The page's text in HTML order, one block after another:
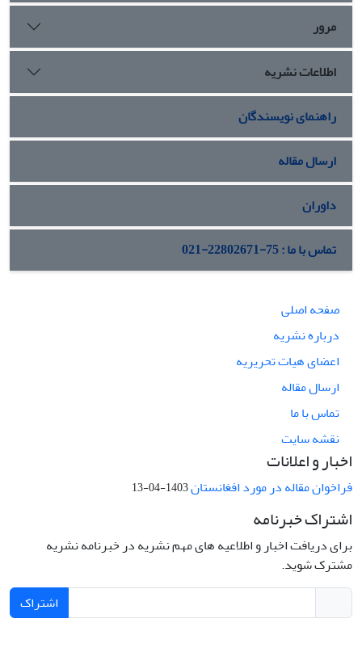
مرور
اطلاعات نشریه
راهنمای نویسندگان
ارسال مقاله
داوران
تماس با ما : 75-22802671-021
صفحه اصلی
درباره نشریه
اعضای هیات تحریریه
ارسال مقاله
تماس با ما
نقشه سایت
اخبار و اعلانات
فراخوان مقاله در مورد افغانستان1403-04-13
اشتراک خبرنامه
برای دریافت اخبار و اطلاعیه های مهم نشریه در خبرنامه نشریه
مشترک شوید.
اشتراک